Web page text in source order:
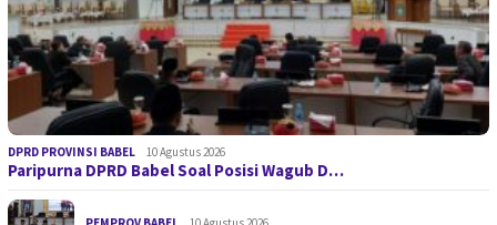
DPRD PROVINSI BABEL 10 Agustus 2026
Paripurna DPRD Babel Soal Posisi Wagub D…